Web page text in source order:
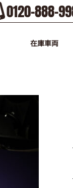
0120-888-
在庫車両